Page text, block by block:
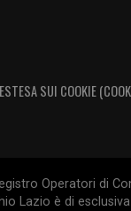
SUI COOKIE
Operatori di
Lazio è di